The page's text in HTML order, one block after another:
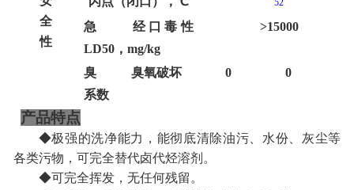
全
性
52
急
经口毒性
LD50，mg/kg
>15000
臭
臭氧破坏
系数
0 0
产品特点
◆极强的洗净能力，能彻底清除油污、水份、 灰尘等
各类污物 ，可完全替代卤代烃溶剂。
◆可完全挥发， 无任何残留 。